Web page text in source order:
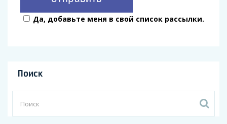
Да, добавьте меня в свой список рассылки.
Поиск